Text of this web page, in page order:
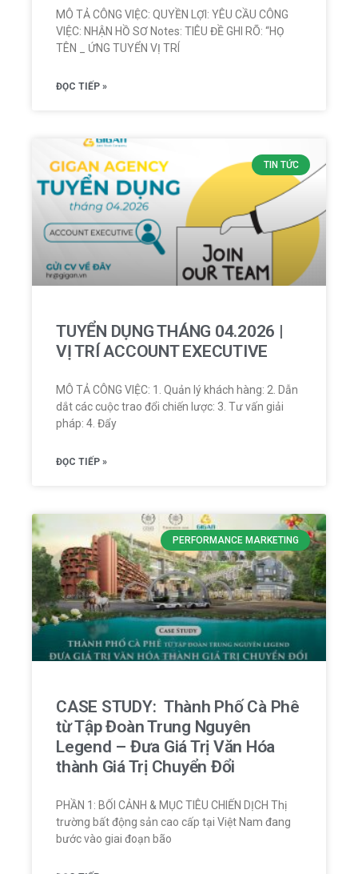
MÔ TẢ CÔNG VIỆC: QUYỀN LỢI: YÊU CẦU CÔNG
VIỆC: NHẬN HỒ SƠ Notes: TIÊU ĐỀ GHI RÕ: “HỌ
TÊN _ ỨNG TUYỂN VỊ TRÍ
ĐỌC TIẾP »
TIN TỨC
TUYỂN DỤNG THÁNG 04.2026 |
VỊ TRÍ ACCOUNT EXECUTIVE
MÔ TẢ CÔNG VIỆC: 1. Quản lý khách hàng: 2. Dẫn
dắt các cuộc trao đổi chiến lược: 3. Tư vấn giải
pháp: 4. Đẩy
ĐỌC TIẾP »
PERFORMANCE MARKETING
CASE STUDY: Thành Phố Cà Phê
từ Tập Đoàn Trung Nguyên
Legend – Đưa Giá Trị Văn Hóa
thành Giá Trị Chuyển Đổi
PHẦN 1: BỐI CẢNH & MỤC TIÊU CHIẾN DỊCH Thị
trường bất động sản cao cấp tại Việt Nam đang
bước vào giai đoạn bão